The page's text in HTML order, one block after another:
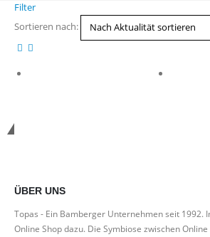
Filter
Sortieren nach:
ÜBER UNS
Topas - Ein Bamberger Unternehmen seit 1992.
Online Shop dazu. Die Symbiose zwischen